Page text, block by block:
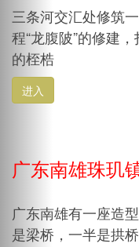
三条河交汇处修筑
程“龙腹陂”的修建
的桎梏
进入
广东南雄珠玑
广东南雄有一座造
是梁桥，一半是拱